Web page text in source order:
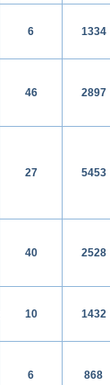
6 1334
46 2897
27 5453
40 2528
10 1432
6 868